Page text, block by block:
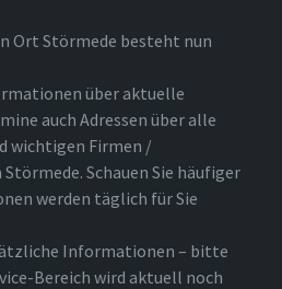
Ort Störmede besteht nun
über aktuelle
auch Adressen über alle
wichtigen Firmen /
Schauen Sie häufiger
werden täglich für Sie
Informationen – bitte
Bereich wird aktuell noch